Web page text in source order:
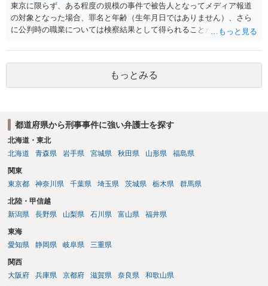
東京に限らず、ある程度の規模の事件で被告人となってメディア報道
の対象となった場合、罪名と年齢（生年月日ではありません）、さら
に公判時の職業については検察結果として得られることが通常です。
もっとみる
都道府県から刑事事件に強い弁護士を探す
北海道・東北
北海道
青森県 岩手県 宮城県 秋田県 山形県 福島県
関東
東京都
神奈川県 千葉県 埼玉県 茨城県 栃木県 群馬県
北陸・甲信越
新潟県
長野県 山梨県 石川県 富山県 福井県
東海
愛知県
静岡県 岐阜県 三重県
関西
大阪府
兵庫県 京都府 滋賀県 奈良県 和歌山県